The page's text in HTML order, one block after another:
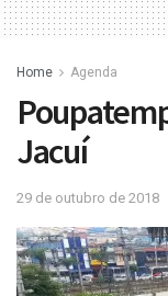
Home Agenda
Jacuí
29 de outubro de 2018